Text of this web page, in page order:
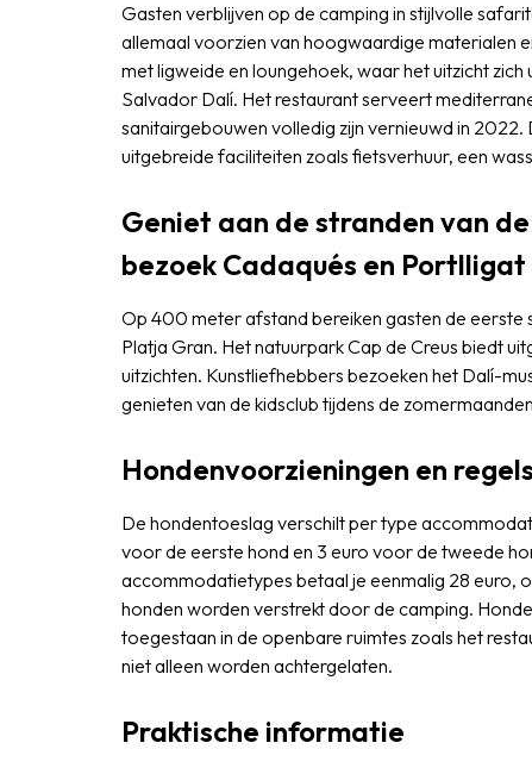
Gasten verblijven op de camping in stijlvolle
allemaal voorzien van hoogwaardige materialen
met ligweide en loungehoek, waar het uitzicht
Salvador Dalí. Het restaurant serveert
sanitairgebouwen volledig zijn vernieuwd in
uitgebreide faciliteiten zoals fietsverhuur, een
Geniet aan de stranden van
bezoek Cadaqués en Portlligat
Op 400 meter afstand bereiken gasten de eerste
Platja Gran. Het natuurpark Cap de Creus biedt
uitzichten. Kunstliefhebbers bezoeken het Dalí-
genieten van de kidsclub tijdens de
Hondenvoorzieningen en
De hondentoeslag verschilt per type
voor de eerste hond en 3 euro voor de tweede
accommodatietypes betaal je eenmalig 28 euro,
honden worden verstrekt door de camping.
toegestaan in de openbare ruimtes zoals het
niet alleen worden achtergelaten.
Praktische informatie